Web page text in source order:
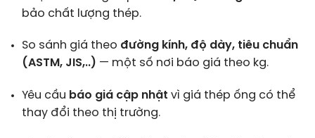
bảo chất lượng thép.
So sánh giá theo đường kính, độ dày, tiêu chuẩn
(ASTM, JIS,..) — một số nơi báo giá theo kg.
Yêu cầu báo giá cập nhật vì giá thép ống có thể
thay đổi theo thị trường.